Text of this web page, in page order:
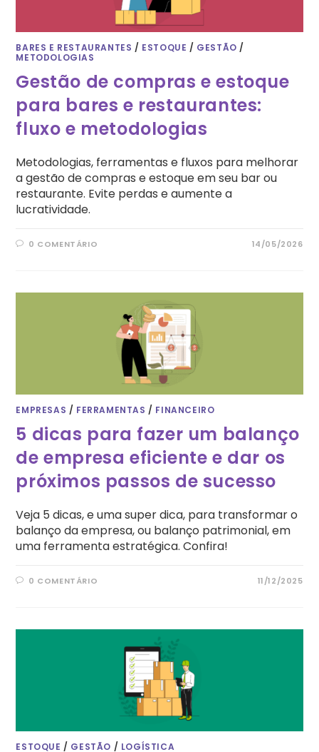
BARES E RESTAURANTES / ESTOQUE / GESTÃO /
METODOLOGIAS
Gestão de compras e estoque
para bares e restaurantes:
fluxo e metodologias
Metodologias, ferramentas e fluxos para melhorar
a gestão de compras e estoque em seu bar ou
restaurante. Evite perdas e aumente a
lucratividade.
0 COMENTÁRIO 14/05/2026
EMPRESAS / FERRAMENTAS / FINANCEIRO
5 dicas para fazer um balanço
de empresa eficiente e dar os
próximos passos de sucesso
Veja 5 dicas, e uma super dica, para transformar o
balanço da empresa, ou balanço patrimonial, em
uma ferramenta estratégica. Confira!
0 COMENTÁRIO 11/12/2025
ESTOQUE / GESTÃO / LOGÍSTICA